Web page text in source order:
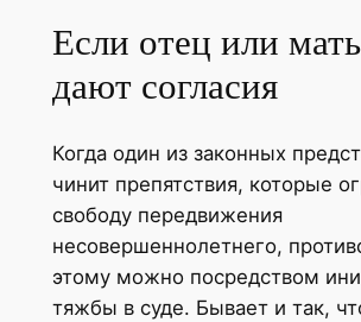
Если отец или
дают согласия
Когда один из законных
чинит препятствия, которые
свободу передвижения
несовершеннолетнего,
этому можно посредством
тяжбы в суде. Бывает и так,